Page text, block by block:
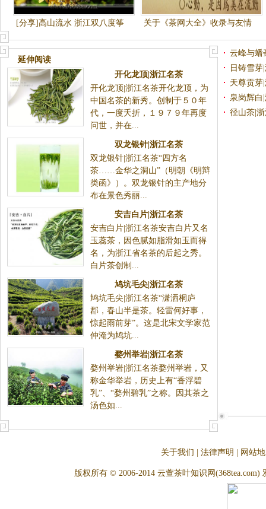
[分享]高山流水 浙江双八度筝
曲
关于《茶网大全》收录与友情
链接申请说明
延伸阅读
开化龙顶|浙江名茶
开化龙顶|浙江名茶开化龙顶，为
中国名茶的新秀。创制于５０年
代，一度夭折，１９７９年再度
问世，并在...
双龙银针|浙江名茶
双龙银针|浙江名茶“四方名
茶……金华之洞山”（明朝《明辩
类函》）。双龙银针的主产地分
布在景色秀丽...
安吉白片|浙江名茶
安吉白片|浙江名茶安吉白片又名
玉蕊茶，因色腻如脂滑如玉而得
名，为浙江省名茶的后起之秀。
白片茶创制...
鸠坑毛尖|浙江名茶
鸠坑毛尖|浙江名茶“潇洒桐庐
郡，春山半是茶。轻雷何好事，
惊起雨前芽”。这是北宋文学家范
仲淹为鸠坑...
婺州举岩|浙江名茶
婺州举岩|浙江名茶婺州举岩，又
称金华举岩，历史上有“香浮碧
乳”、“婺州碧乳”之称。因其茶之
汤色如...
云峰与蟠
日铸雪芽
天尊贡芽
泉岗辉白
径山茶|
关于我们 法律声明 网站
版权所有 © 2006-2014 云萱茶叶知识网